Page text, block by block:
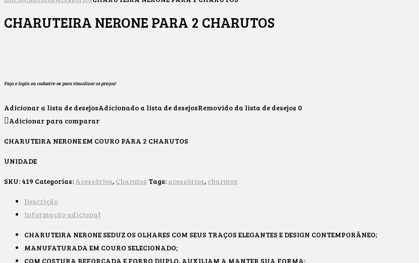
CHARUTEIRA NERONE PARA 2 CHARUTOS
Faça o login ou cadastre-se para visualizar os preços!
Adicionar a lista de desejosAdicionado a lista de desejosRemovido da lista de desejos 0
Adicionar para comparar
CHARUTEIRA NERONE EM COURO PARA 2 CHARUTOS
UNIDADE
SKU: 419 Categorias: Acessórios, Charutos Tags: acessórios, charutos
Descrição
Informação adicional
CHARUTEIRA NERONE SEDUZ OS OLHARES COM SEUS TRAÇOS ELEGANTES E DESIGN CONTEMPORÂNEO;
MANUFATURADA EM COURO SELECIONADO;
COM COSTURA REFORÇADA E FORRO DUPLO, AUXILIAM A MANTER SUA FORMA;